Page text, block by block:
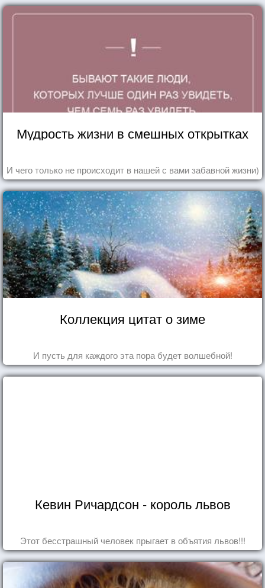
Мудрость жизни в смешных открытках
И чего только не происходит в нашей с вами забавной жизни)
Коллекция цитат о зиме
И пусть для каждого эта пора будет волшебной!
Кевин Ричардсон - король львов
Этот бесстрашный человек прыгает в объятия львов!!!